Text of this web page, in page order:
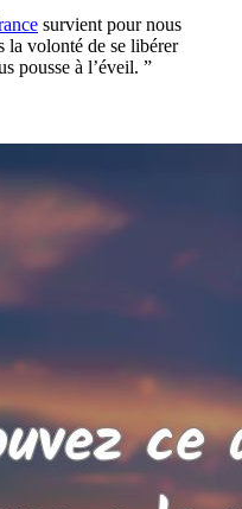
survient pour nous
la volonté de se libérer
pousse à l’éveil. ”